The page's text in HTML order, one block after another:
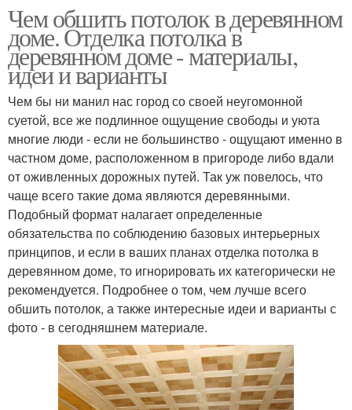
Чем обшить потолок в деревянном
доме. Отделка потолка в
деревянном доме - материалы,
идеи и варианты
Чем бы ни манил нас город со своей неугомонной
суетой, все же подлинное ощущение свободы и уюта
многие люди - если не большинство - ощущают именно в
частном доме, расположенном в пригороде либо вдали
от оживленных дорожных путей. Так уж повелось, что
чаще всего такие дома являются деревянными.
Подобный формат налагает определенные
обязательства по соблюдению базовых интерьерных
принципов, и если в ваших планах отделка потолка в
деревянном доме, то игнорировать их категорически не
рекомендуется. Подробнее о том, чем лучше всего
обшить потолок, а также интересные идеи и варианты с
фото - в сегодняшнем материале.